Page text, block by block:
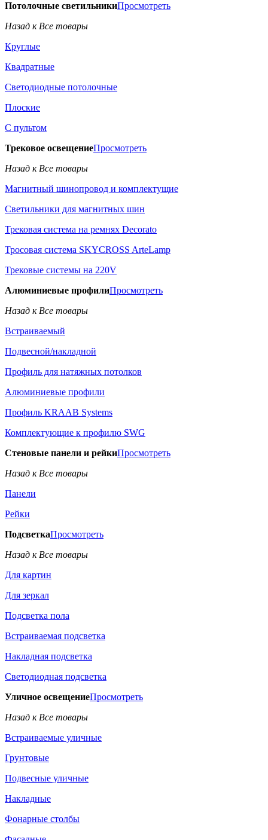
Потолочные светильникиПросмотреть
Назад к Все товары
Круглые
Квадратные
Светодиодные потолочные
Плоские
С пультом
Трековое освещениеПросмотреть
Назад к Все товары
Магнитный шинопровод и комплектущие
Светильники для магнитных шин
Трековая система на ремнях Decorato
Тросовая система SKYCROSS ArteLamp
Трековые системы на 220V
Алюминиевые профилиПросмотреть
Назад к Все товары
Встраиваемый
Подвесной/накладной
Профиль для натяжных потолков
Алюминиевые профили
Профиль KRAAB Systems
Комплектующие к профилю SWG
Стеновые панели и рейкиПросмотреть
Назад к Все товары
Панели
Рейки
ПодсветкаПросмотреть
Назад к Все товары
Для картин
Для зеркал
Подсветка пола
Встраиваемая подсветка
Накладная подсветка
Светодиодная подсветка
Уличное освещениеПросмотреть
Назад к Все товары
Встраиваемые уличные
Грунтовые
Подвесные уличные
Накладные
Фонарные столбы